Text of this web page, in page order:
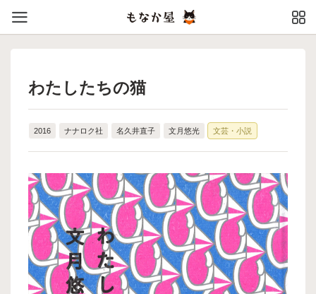
わたしたちの猫
2016 ナナロク社 名久井直子 文月悠光 文芸・小説